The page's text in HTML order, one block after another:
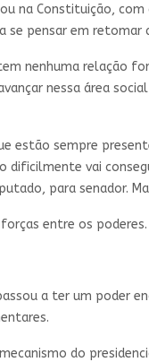
na Constituição,
pensar em
nenhuma relação
nessa área
estão sempre
dificilmente vai
para senador.
entre os
a ter um poder
do